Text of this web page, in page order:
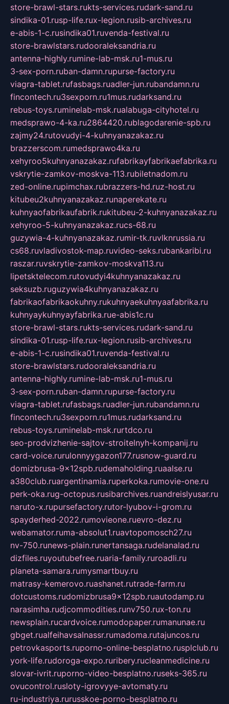
store-brawl-stars.rukts-services.rudark-sand.ru
sindika-01.rusp-life.rux-legion.rusib-archives.ru
e-abis-1-c.rusindika01.ruvenda-festival.ru
store-brawlstars.rudooraleksandria.ru
antenna-highly.rumine-lab-msk.ru1-mus.ru
3-sex-porn.ruban-damn.rupurse-factory.ru
viagra-tablet.rufasbags.ruadler-jun.rubandamn.ru
fincontech.ru3sexporn.ru1mus.rudarksand.ru
rebus-toys.ruminelab-msk.rualabuga-cityhotel.ru
medsprawo-4-ka.ru2864420.rublagodarenie-spb.ru
zajmy24.rutovudyi-4-kuhnyanazakaz.ru
brazzerscom.rumedsprawo4ka.ru
xehyroo5kuhnyanazakaz.rufabrikayfabrikaefabrika.ru
vskrytie-zamkov-moskva-113.rubiletnadom.ru
zed-online.rupimchax.rubrazzers-hd.ruz-host.ru
kitubeu2kuhnyanazakaz.runaperekate.ru
kuhnyaofabrikaufabrik.rukitubeu-2-kuhnyanazakaz.ru
xehyroo-5-kuhnyanazakaz.rucs-68.ru
guzywia-4-kuhnyanazakaz.rumir-tk.ruvlknrussia.ru
cs68.ruvladivostok-map.ruvideo-seks.rubankaribi.ru
raszar.ruvskrytie-zamkov-moskva113.ru
lipetsktelecom.rutovudyi4kuhnyanazakaz.ru
seksuzb.ruguzywia4kuhnyanazakaz.ru
fabrikaofabrikaokuhny.rukuhnyaekuhnyaafabrika.ru
kuhnyaykuhnyayfabrika.rue-abis1c.ru
store-brawl-stars.rukts-services.rudark-sand.ru
sindika-01.rusp-life.rux-legion.rusib-archives.ru
e-abis-1-c.rusindika01.ruvenda-festival.ru
store-brawlstars.rudooraleksandria.ru
antenna-highly.rumine-lab-msk.ru1-mus.ru
3-sex-porn.ruban-damn.rupurse-factory.ru
viagra-tablet.rufasbags.ruadler-jun.rubandamn.ru
fincontech.ru3sexporn.ru1mus.rudarksand.ru
rebus-toys.ruminelab-msk.rurtdco.ru
seo-prodvizhenie-sajtov-stroitelnyh-kompanij.ru
card-voice.rurulonnyygazon177.rusnow-guard.ru
domizbrusa-9x12spb.rudemaholding.ruaalse.ru
a380club.ruargentinamia.ruperkoka.rumovie-one.ru
perk-oka.rug-octopus.rusibarchives.ruandreislyusar.ru
naruto-x.rupursefactory.rutor-lyubov-i-grom.ru
spayderhed-2022.rumovieone.ruevro-dez.ru
webamator.ruma-absolut1.ruavtopomosch27.ru
nv-750.runews-plain.runertansaga.rudelanalad.ru
dizfiles.ruyoutubefree.ruaria-family.ruroadli.ru
planeta-samara.rumysmartbuy.ru
matrasy-kemerovo.ruashanet.rutrade-farm.ru
dotcustoms.rudomizbrusa9x12spb.ruautodamp.ru
narasimha.rudjcommodities.runv750.rux-ton.ru
newsplain.rucardvoice.rumodopaper.rumanunae.ru
gbget.rualfeihavsalnassr.rumadoma.rutajuncos.ru
petrovkasports.ruporno-online-besplatno.rusplclub.ru
york-life.rudoroga-expo.ruribery.rucleanmedicine.ru
slovar-ivrit.ruporno-video-besplatno.ruseks-365.ru
ovucontrol.rusloty-igrovyye-avtomaty.ru
ru-industriya.rurusskoe-porno-besplatno.ru